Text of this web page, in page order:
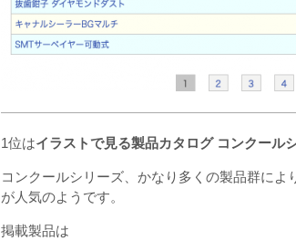
1位はイラストで見る製品カタログ コンクール
コンクールシリーズ、かなり多くの製品群に
が人気のようです。
掲載製品は